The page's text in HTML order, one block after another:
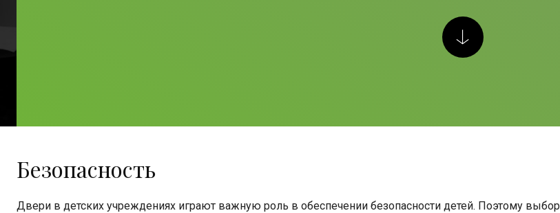
Безопасность
Двери в детских учреждениях играют важную роль в обеспечении безопасности детей. Поэтому выбор